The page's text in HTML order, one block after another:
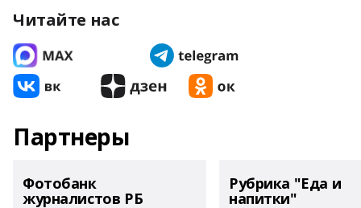
Читайте нас
Партнеры
Фотобанк
журналистов РБ
Рубрика "Еда и
напитки"